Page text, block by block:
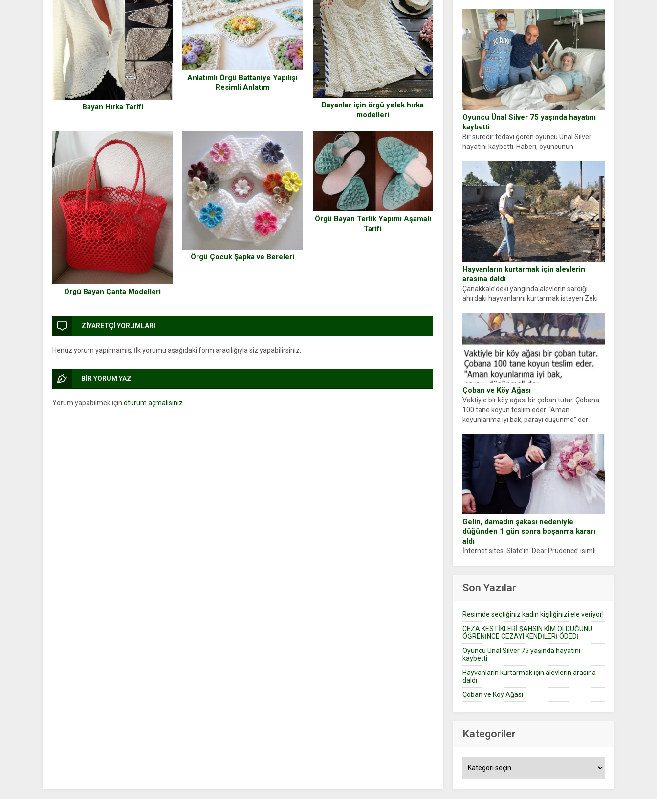
durdurdukları bir otomobilin sürücüsünden
ehliyet ve ruhsat sorup belgelerini istedi.
Sürücü Abdurrahman Ö.nün verdiği evraklarda
eksik olduğunu...
Oyuncu Ünal Silver 75 yaşında hayatını
kaybetti
Bir süredir tedavi gören oyuncu Ünal Silver
hayatını kaybetti. Haberi, oyuncunun
sosyal medya hesabında “Usta Oyuncumuz ve
çok değerli dostumuz...
Hayvanların kurtarmak için alevlerin
arasına daldı
Çanakkale’deki yangında alevlerin sardığı
ahırdaki hayvanlarını kurtarmak isteyen Zeki
ellerinde yanıklar oluşan Demir, kâbus dolu
anları anlattı… Merkeze bağlı...
Çoban ve Köy Ağası
Vaktiyle bir köy ağası bir çoban tutar. Çobana
100 tane koyun teslim eder. “Aman
koyunlarıma iyi bak, parayı düşünme” der
Gelin, damadın şakası nedeniyle
düğünden 1 gün sonra boşanma kararı
aldı
İnternet sitesi Slate’in ‘Dear Prudence’ isimli
Son Yazılar
Resimde seçtiğiniz kadın kişiliğinizi ele veriyor!
CEZA KESTİKLERİ ŞAHSIN KİM OLDUĞUNU
ÖĞRENİNCE CEZAYI KENDİLERİ ÖDEDİ
Oyuncu Ünal Silver 75 yaşında hayatını
kaybetti
Hayvanların kurtarmak için alevlerin arasına
daldı
Çoban ve Köy Ağası
Kategoriler
Bayan Hırka Tarifi
Anlatımlı Örgü Battaniye Yapılışı
Resimli Anlatım
Bayanlar için örgü yelek hırka
modelleri
Örgü Bayan Çanta Modelleri
Örgü Çocuk Şapka ve Bereleri
Örgü Bayan Terlik Yapımı Aşamalı
Tarifi
ZİYARETÇİ YORUMLARI
Henüz yorum yapılmamış. İlk yorumu aşağıdaki form aracılığıyla siz yapabilirsiniz.
BİR YORUM YAZ
Yorum yapabilmek için oturum açmalısınız.